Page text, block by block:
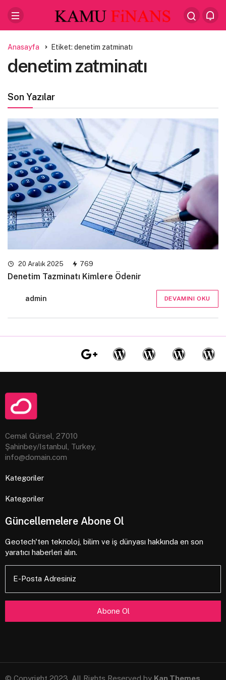
Anasayfa Etiket: denetim zatminatı
denetim zatminatı
Son Yazılar
20 Aralık 2025 769
Denetim Tazminatı Kimlere Ödenir
admin DEVAMINI OKU
Cemal Gürsel, 27010
Şahinbey/Istanbul, Turkey,
info@domain.com
Kategoriler
Kategoriler
Güncellemelere Abone Ol
Geotech'ten teknoloj, bilim ve iş dünyası hakkında en son
yaratıcı haberleri alın.
E-Posta Adresiniz
© Copyright 2023, All Rights Reserved by Kan Themes